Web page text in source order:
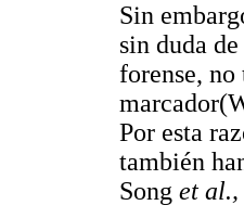
Sin
sin duda
forense, no
Por esta
también
Song et al.,